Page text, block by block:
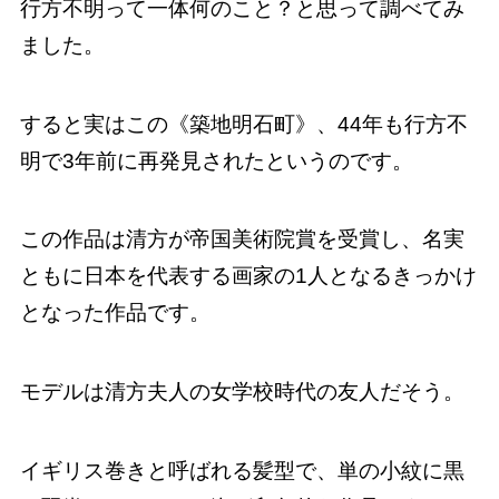
行方不明って一体何のこと？と思って調べてみ
ました。
すると実はこの《築地明石町》、44年も行方不
明で3年前に再発見されたというのです。
この作品は清方が帝国美術院賞を受賞し、名実
ともに日本を代表する画家の1人となるきっかけ
となった作品です。
モデルは清方夫人の女学校時代の友人だそう。
イギリス巻きと呼ばれる髪型で、単の小紋に黒